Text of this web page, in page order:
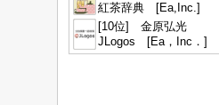
紅茶辞典 [Ea,Inc.]
[10位] 金原弘光
JLogos [Ea，Inc．]